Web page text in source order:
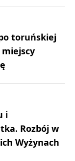
toruńskiej
i
Rozbój w
Wyżynach